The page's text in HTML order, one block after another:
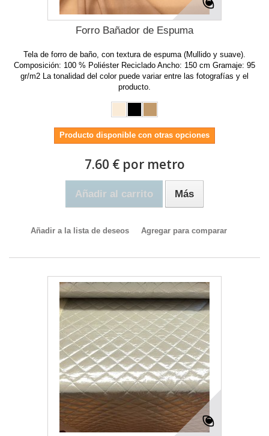
Forro Bañador de Espuma
Tela de forro de baño, con textura de espuma (Mullido y suave).
Composición: 100 % Poliéster Reciclado Ancho: 150 cm Gramaje: 95
gr/m2 La tonalidad del color puede variar entre las fotografías y el
producto.
Producto disponible con otras opciones
7.60 € por metro
Añadir al carrito Más
Añadir a la lista de deseos Agregar para comparar